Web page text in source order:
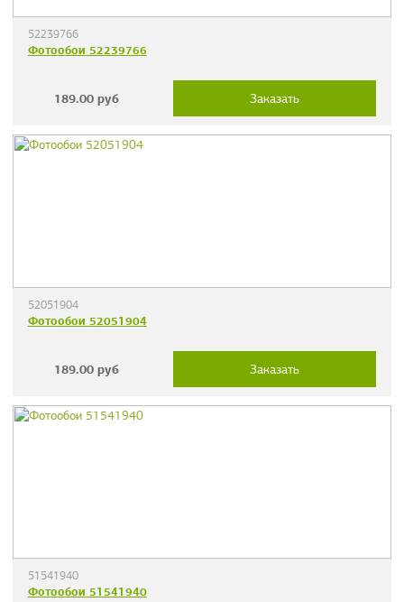
52239766
Фотообои 52239766
189.00 руб Заказать
52051904
Фотообои 52051904
189.00 руб Заказать
51541940
Фотообои 51541940